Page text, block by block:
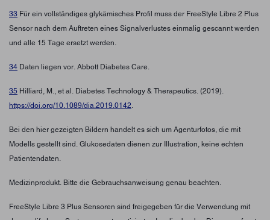
33 Für ein vollständiges glykämisches Profil muss der FreeStyle Libre 2 Plus
Sensor nach dem Auftreten eines Signalverlustes einmalig gescannt werden
und alle 15 Tage ersetzt werden.
34 Daten liegen vor. Abbott Diabetes Care.
35 Hilliard, M., et al. Diabetes Technology & Therapeutics. (2019).
https://doi.org/10.1089/dia.2019.0142.
Bei den hier gezeigten Bildern handelt es sich um Agenturfotos, die mit
Modells gestellt sind. Glukosedaten dienen zur Illustration, keine echten
Patientendaten.
Medizinprodukt. Bitte die Gebrauchsanweisung genau beachten.
FreeStyle Libre 3 Plus Sensoren sind freigegeben für die Verwendung mit